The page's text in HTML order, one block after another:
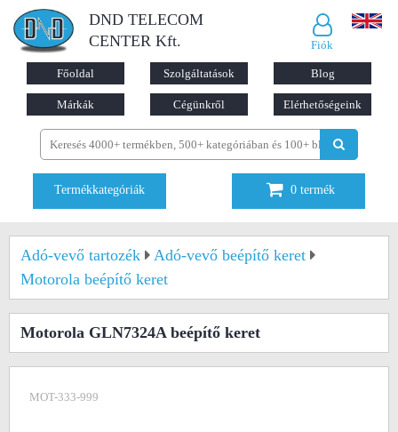
DND TELECOM
CENTER Kft.
Fiók
Főoldal Szolgáltatások Blog
Márkák Cégünkről Elérhetőségeink
Termékkategóriák 0 termék
Adó-vevő tartozék
Adó-vevő beépítő keret
Motorola beépítő keret
Motorola GLN7324A beépítő keret
MOT-333-999